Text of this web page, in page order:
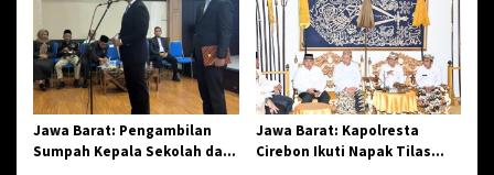
di Losari
Jawa Barat: Pengambilan
Sumpah Kepala Sekolah dan
Jawa Barat: Kapolresta
Cirebon Ikuti Napak Tilas